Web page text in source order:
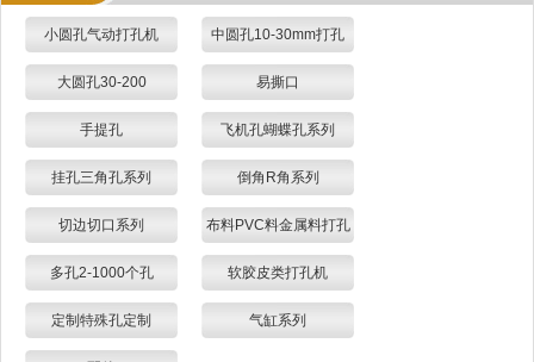
小圆孔气动打孔机 中圆孔10-30mm打孔
大圆孔30-200 易撕口
手提孔 飞机孔蝴蝶孔系列
挂孔三角孔系列 倒角R角系列
切边切口系列 布料PVC料金属料打孔
多孔2-1000个孔 软胶皮类打孔机
定制特殊孔定制 气缸系列